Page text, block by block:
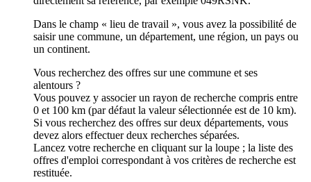
Dans le champ « lieu de travail », vous avez la possibilité de
saisir une commune, un département, une région, un pays ou
un continent.
Vous recherchez des offres sur une commune et ses
alentours ?
Vous pouvez y associer un rayon de recherche compris entre
0 et 100 km (par défaut la valeur sélectionnée est de 10 km).
Si vous recherchez des offres sur deux départements, vous
devez alors effectuer deux recherches séparées.
Lancez votre recherche en cliquant sur la loupe ; la liste des
offres d'emploi correspondant à vos critères de recherche est
restituée.